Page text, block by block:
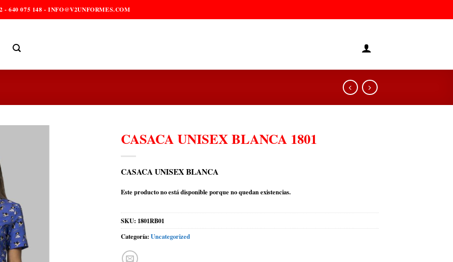
640 075 148 - INFO@V2UNFORMES.COM
CASACA UNISEX BLANCA 1801
CASACA UNISEX BLANCA
Este producto no está disponible porque no quedan existencias.
SKU: 1801RB01
Categoría: Uncategorized